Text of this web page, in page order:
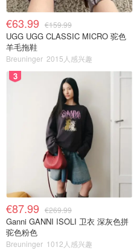
€63.99 €159.99
UGG UGG CLASSIC MICRO 驼色
羊毛拖鞋
Breuninger 2015人感兴趣
3
€87.99 €269.99
Ganni GANNI ISOLI 卫衣 深灰色拼
驼色粉色
Breuninger 1012人感兴趣